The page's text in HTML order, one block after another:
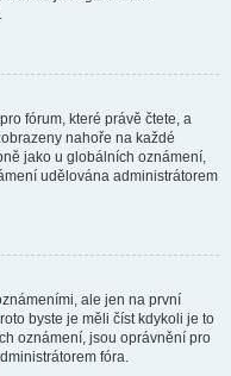
fórum, které právě čtete, a
nahoře na každé
jako u globálních oznámení,
udělována administrátorem
ale jen na první
byste je měli číst kdykoli je to
oznámení, jsou oprávnění pro
fóra.